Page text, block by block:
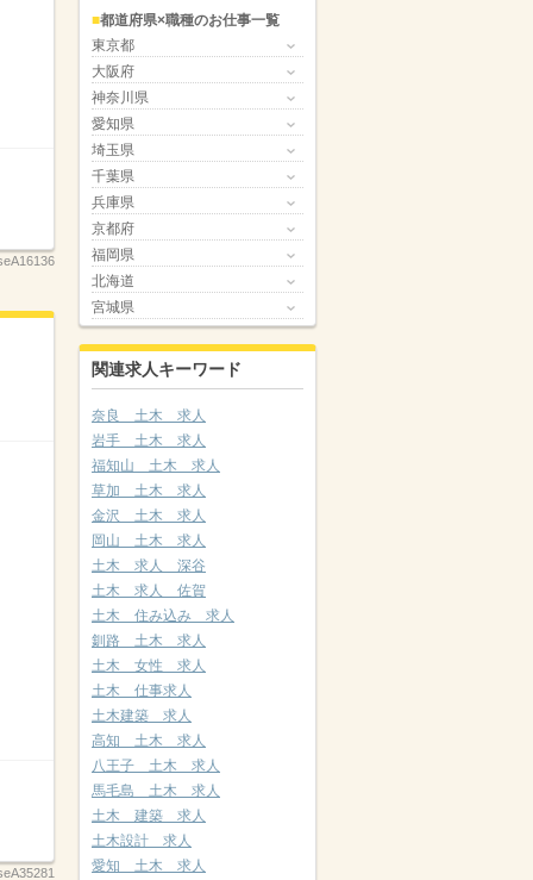
都道府県×職種のお仕事一覧
東京都
大阪府
神奈川県
愛知県
埼玉県
千葉県
兵庫県
京都府
福岡県
北海道
宮城県
関連求人キーワード
奈良 土木 求人
岩手 土木 求人
福知山 土木 求人
草加 土木 求人
金沢 土木 求人
岡山 土木 求人
土木 求人 深谷
土木 求人 佐賀
土木 住み込み 求人
釧路 土木 求人
土木 女性 求人
土木 仕事求人
土木建築 求人
高知 土木 求人
八王子 土木 求人
馬毛島 土木 求人
土木 建築 求人
土木設計 求人
愛知 土木 求人